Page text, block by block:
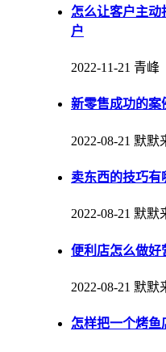
怎么让客户主动
户
2022-11-21 青峰
新零售成功的案
2022-08-21 默默
卖东西的技巧有
2022-08-21 默默
便利店怎么做好
2022-08-21 默默
怎样把一个烤鱼